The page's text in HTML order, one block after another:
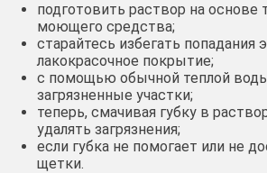
подготовить раствор на основе
моющего средства;
старайтесь избегать попадания
лакокрасочное покрытие;
с помощью обычной теплой
загрязненные участки;
теперь, смачивая губку в
удалять загрязнения;
если губка не помогает или не
щетки.